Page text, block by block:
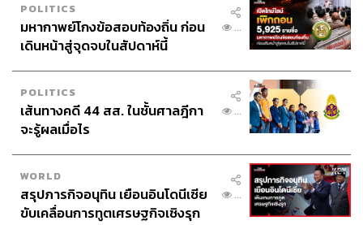
POLITICS
มหากาพย์โกงข้อสอบท้องถิ่น ก่อน
เดินหน้าสู่จุดจบในสัปดาห์นี้
...
POLITICS
เส้นทางคดี 44 สส. ในชั้นศาลฎีกา
จะรู้ผลเมื่อไร
...
WORLD
สรุปภารกิจอนุทิน เยือนอินโดนีเซีย
ขับเคลื่อนการทูตเศรษฐกิจเชิงรุก
...